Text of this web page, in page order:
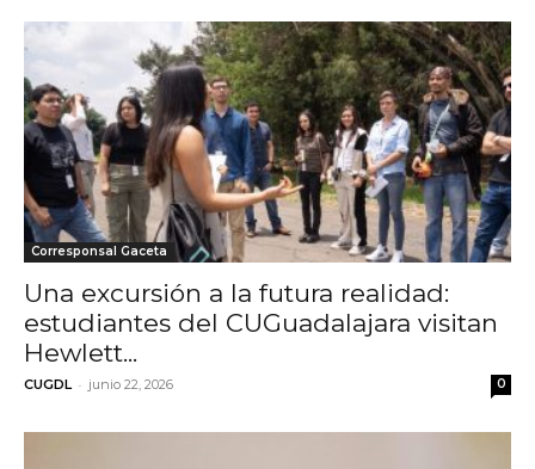
Corresponsal Gaceta
Una excursión a la futura realidad:
estudiantes del CUGuadalajara visitan
Hewlett...
CUGDL - junio 22, 2026 0